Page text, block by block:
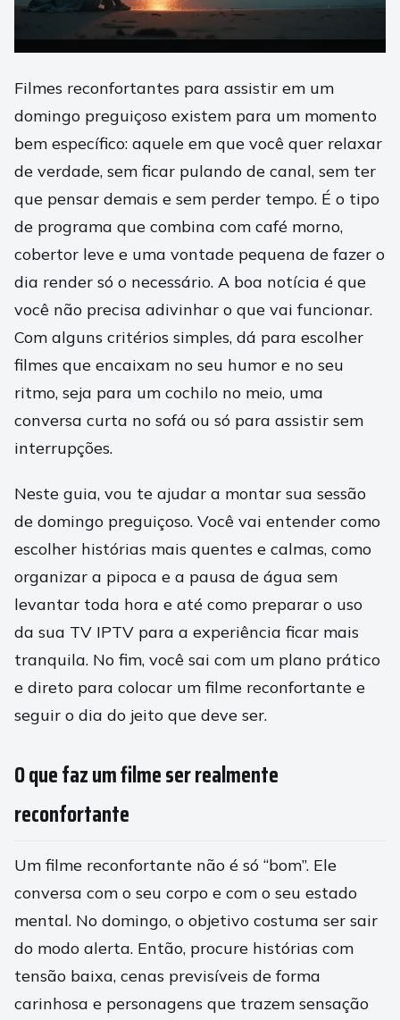
Filmes reconfortantes para assistir em um
domingo preguiçoso existem para um momento
bem específico: aquele em que você quer relaxar
de verdade, sem ficar pulando de canal, sem ter
que pensar demais e sem perder tempo. É o tipo
de programa que combina com café morno,
cobertor leve e uma vontade pequena de fazer o
dia render só o necessário. A boa notícia é que
você não precisa adivinhar o que vai funcionar.
Com alguns critérios simples, dá para escolher
filmes que encaixam no seu humor e no seu
ritmo, seja para um cochilo no meio, uma
conversa curta no sofá ou só para assistir sem
interrupções.
Neste guia, vou te ajudar a montar sua sessão
de domingo preguiçoso. Você vai entender como
escolher histórias mais quentes e calmas, como
organizar a pipoca e a pausa de água sem
levantar toda hora e até como preparar o uso
da sua TV IPTV para a experiência ficar mais
tranquila. No fim, você sai com um plano prático
e direto para colocar um filme reconfortante e
seguir o dia do jeito que deve ser.
O que faz um filme ser realmente
reconfortante
Um filme reconfortante não é só “bom”. Ele
conversa com o seu corpo e com o seu estado
mental. No domingo, o objetivo costuma ser sair
do modo alerta. Então, procure histórias com
tensão baixa, cenas previsíveis de forma
carinhosa e personagens que trazem sensação